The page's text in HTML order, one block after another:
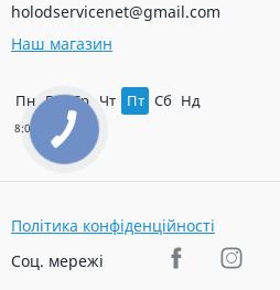
holodservicenet@gmail.com
Наш магазин
Пн Вт Ср Чт Пт Сб Нд
Політика конфіденційності
Соц. мережі